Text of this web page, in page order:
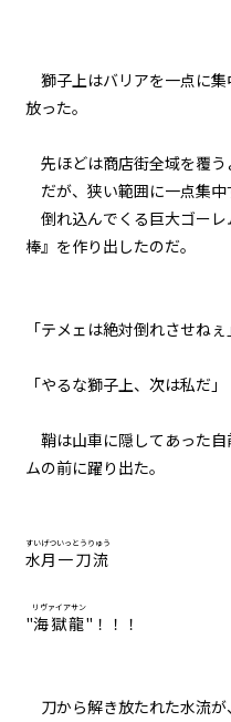
獅子上はバリアを一点に集
放った。
先ほどは商店街全域を覆う
だが、狭い範囲に一点集中
倒れ込んでくる巨大ゴー
棒』を作り出したのだ。
「テメェは絶対倒れさせねぇ」
「やるな獅子上、次は私だ」
鞘は山車に隠してあった
ムの前に躍り出た。
水月
すいげつ
一刀流
いっとうりゅう
"海獄龍
リヴァイアサン
"！！！
刀から解き放たれた水流が